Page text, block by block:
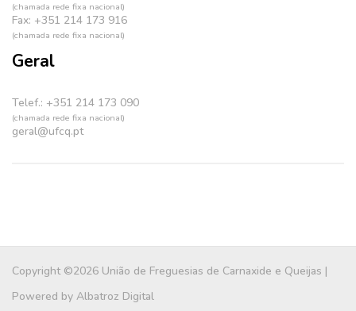
(chamada rede fixa nacional)
Fax: +351 214 173 916
(chamada rede fixa nacional)
Geral
Telef.: +351 214 173 090
(chamada rede fixa nacional)
geral@ufcq.pt
Copyright ©2026 União de Freguesias de Carnaxide e Queijas |
Powered by Albatroz Digital